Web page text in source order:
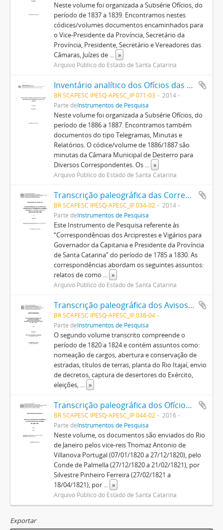
Neste volume foi organizada a Subsérie Ofícios, do
período de 1837 a 1839. Encontramos nestes
códices/volumes documentos encaminhados para
o Vice-Presidente da Província, Secretário da
Província, Presidente, Secretário e Vereadores das
Câmaras, Juízes de ... »
Arquivo Público do Estado de Santa Catarina
Inventário analítico dos Ofícios das Câmaras Municipais para Presidência da Província (1886/1887), v. 19
BR SCAPESC IPESQ-APESC_IP 071-03
2014
Parte deInstrumentos de Pesquisa
Neste volume foi organizada a Subsérie Ofícios, do
período de 1886 a 1887. Encontramos também
documentos do tipo Telegramas, Minutas e
Relatórios. O códice/volume de 1886/1887 são
minutas da Câmara Municipal de Desterro para
Diversos Correspondentes. Os ... »
Arquivo Público do Estado de Santa Catarina
Transcrição paleográfica das Correspondências dos Arciprestes e Vigários para Governo da Capitania e Presidência da Província (1785/1830)
BR SCAPESC IPESQ-APESC_IP 034-02
2014
Parte deInstrumentos de Pesquisa
Este Instrumento de Pesquisa referente às
“Correspondências dos Arciprestes e Vigários para
Governador da Capitania e Presidente da Província
de Santa Catarina” do período de 1785 a 1830. As
correspondências abordam os seguintes assuntos:
relatos de como ... »
Arquivo Público do Estado de Santa Catarina
Transcrição paleográfica dos Avisos do Ministério do Império para Governo da Capitania, Junta Governativa Provisória e Presidência da Província (1820/1824), v. 2
BR SCAPESC IPESQ-APESC_IP 038-04
Parte deInstrumentos de Pesquisa
O segundo volume transcrito compreende o
período de 1820 a 1824 e contém assuntos como:
nomeação de cargos, abertura e conservação de
estradas, títulos de terras, planta do Rio Itajaí, envio
de decretos, captura de desertores do Exército,
eleições, ... »
Transcrição paleográfica dos Ofícios do Vice-Rei para Governo da Capitania (1820/1821), v. 8
BR SCAPESC IPESQ-APESC_IP 044-02
2016
Parte deInstrumentos de Pesquisa
Neste volume, os documentos são enviados do Rio
de Janeiro pelos vice-reis Thomaz Antonio de
Villanova Portugal (07/01/1820 a 27/12/1820), pelo
Conde de Palmella (27/12/1820 a 21/02/1821), por
Silvestre Pinheiro Ferreira (27/02/1821 a
18/04/1821), por ... »
Arquivo Público do Estado de Santa Catarina
Exportar